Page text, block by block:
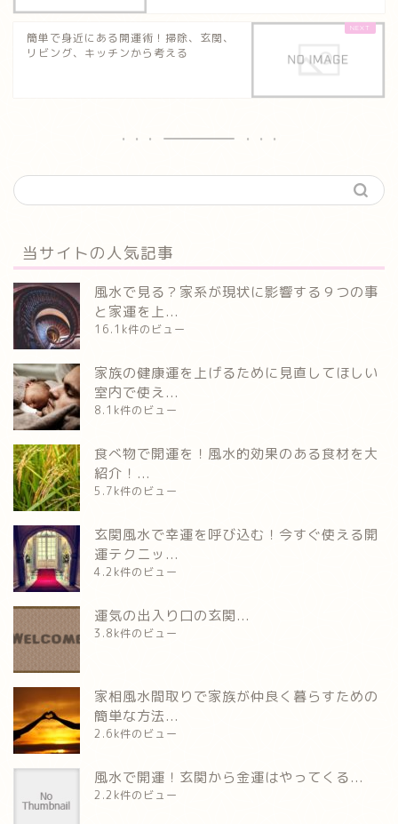
簡単で身近にある開運術！掃除、玄関、
リビング、キッチンから考える
当サイトの人気記事
風水で見る？家系が現状に影響する９つの事
と家運を上...
16.1k件のビュー
家族の健康運を上げるために見直してほしい
室内で使え...
8.1k件のビュー
食べ物で開運を！風水的効果のある食材を大
紹介！...
5.7k件のビュー
玄関風水で幸運を呼び込む！今すぐ使える開
運テクニッ...
4.2k件のビュー
運気の出入り口の玄関...
3.8k件のビュー
家相風水間取りで家族が仲良く暮らすための
簡単な方法...
2.6k件のビュー
風水で開運！玄関から金運はやってくる...
2.2k件のビュー